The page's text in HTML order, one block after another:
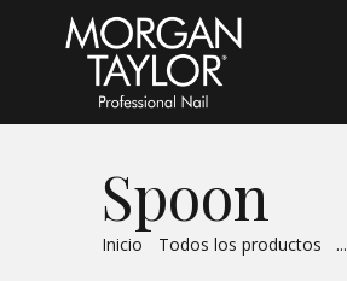
Spoon
Inicio Todos los productos ...
Morgan Taylor®